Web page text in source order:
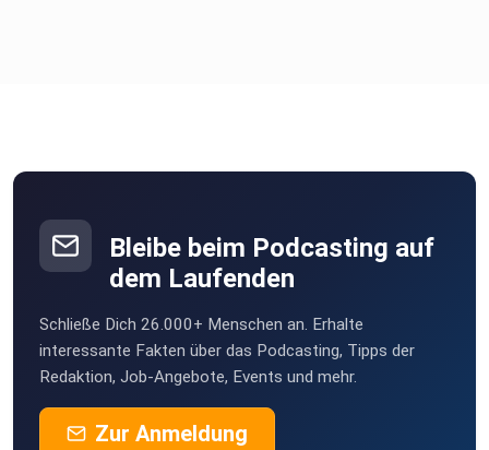
Bleibe beim Podcasting auf
dem Laufenden
Schließe Dich 26.000+ Menschen an. Erhalte
interessante Fakten über das Podcasting, Tipps der
Redaktion, Job-Angebote, Events und mehr.
Zur Anmeldung